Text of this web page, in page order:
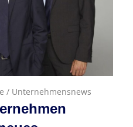
/ Unternehmensnews